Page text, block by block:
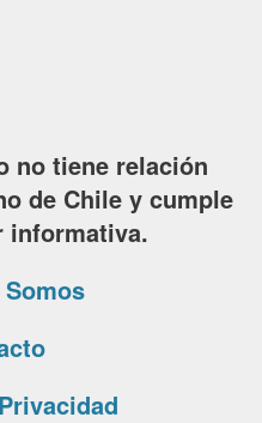
no tiene relación
de Chile y cumple
informativa.